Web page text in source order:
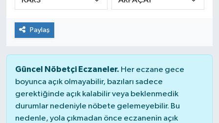
Paylaş
Güncel Nöbetçi Eczaneler. Her eczane gece
boyunca açık olmayabilir, bazıları sadece
gerektiğinde açık kalabilir veya beklenmedik
durumlar nedeniyle nöbete gelemeyebilir. Bu
nedenle, yola çıkmadan önce eczanenin açık